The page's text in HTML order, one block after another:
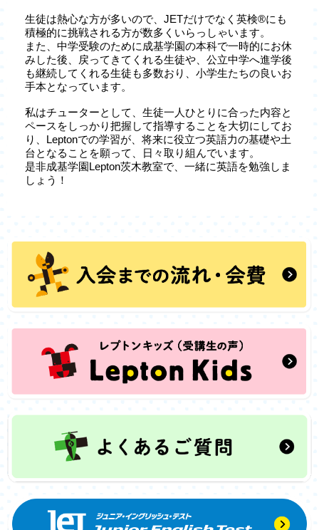
生徒は熱心な方が多いので、JETだけでなく英検®にも
積極的に挑戦される方が数多くいらっしゃいます。
また、中学受験のために成基学園の本科で一時的にお休
みした後、戻ってきてくれる生徒や、公立中学へ進学後
も継続してくれる生徒も多数おり、小学生たちの良いお
手本となっています。
私はチューターとして、生徒一人ひとりに合った内容と
ペースをしっかり把握して指導することを大切にしてお
り、Leptonでの学習が、将来に役立つ英語力の基礎や土
台となることを願って、日々取り組んでいます。
是非成基学園Lepton茨木教室で、一緒に英語を勉強しま
しょう！